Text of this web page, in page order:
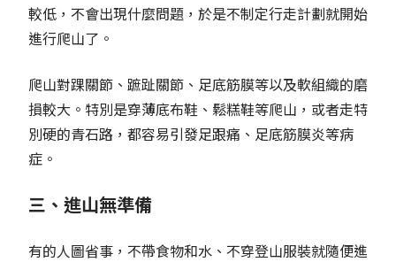
較低，不會出現什麼問題，於是不制定行走計劃就開始
進行爬山了。
爬山對踝關節、蹠趾關節、足底筋膜等以及軟組織的磨
損較大。特別是穿薄底布鞋、鬆糕鞋等爬山，或者走特
別硬的青石路，都容易引發足跟痛、足底筋膜炎等病
症。
三、進山無準備
有的人圖省事，不帶食物和水、不穿登山服裝就隨便進